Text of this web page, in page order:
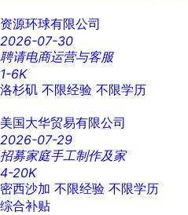
资源环球有限公司
2026-07-30
聘请电商运营与客服
1-6K
洛杉矶 不限经验 不限学历
美国大华贸易有限公司
2026-07-29
招募家庭手工制作及家
4-20K
密西沙加 不限经验 不限学历
综合补贴